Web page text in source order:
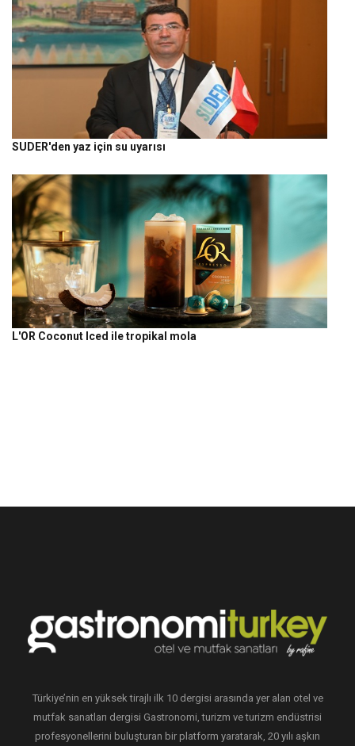
SUDER'den yaz için su uyarısı
L'OR Coconut Iced ile tropikal mola
Türkiye’nin en yüksek tirajlı ilk 10 dergisi arasında yer alan otel ve
mutfak sanatları dergisi Gastronomi, turizm ve turizm endüstrisi
profesyonellerini buluşturan bir platform yaratarak, 20 yılı aşkın